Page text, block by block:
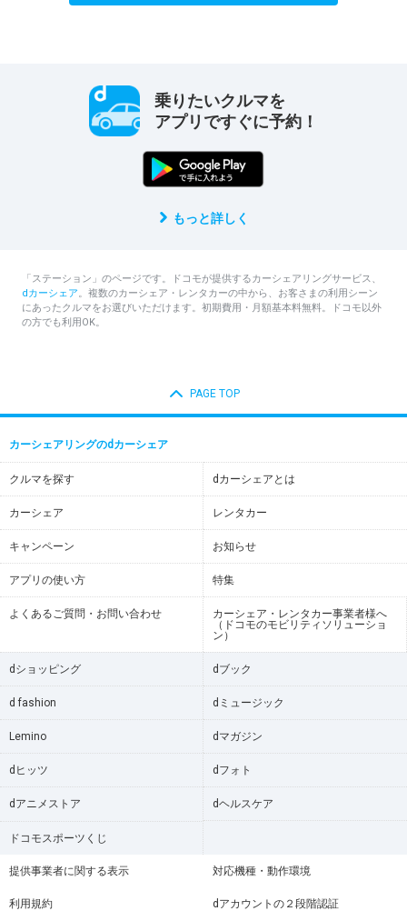
乗りたいクルマを
アプリですぐに予約！
もっと詳しく
「ステーション」のページです。ドコモが提供するカーシェアリングサービス、
dカーシェア。複数のカーシェア・レンタカーの中から、お客さまの利用シーン
にあったクルマをお選びいただけます。初期費用・月額基本料無料。ドコモ以外
の方でも利用OK。
PAGE TOP
カーシェアリングのdカーシェア
クルマを探す dカーシェアとは
カーシェア レンタカー
キャンペーン お知らせ
アプリの使い方 特集
よくあるご質問・お問い合わせ
カーシェア・レンタカー事業者様へ
（ドコモのモビリティソリューショ
ン）
dショッピング dブック
d fashion dミュージック
Lemino dマガジン
dヒッツ dフォト
dアニメストア dヘルスケア
ドコモスポーツくじ
提供事業者に関する表示 対応機種・動作環境
利用規約 dアカウントの２段階認証